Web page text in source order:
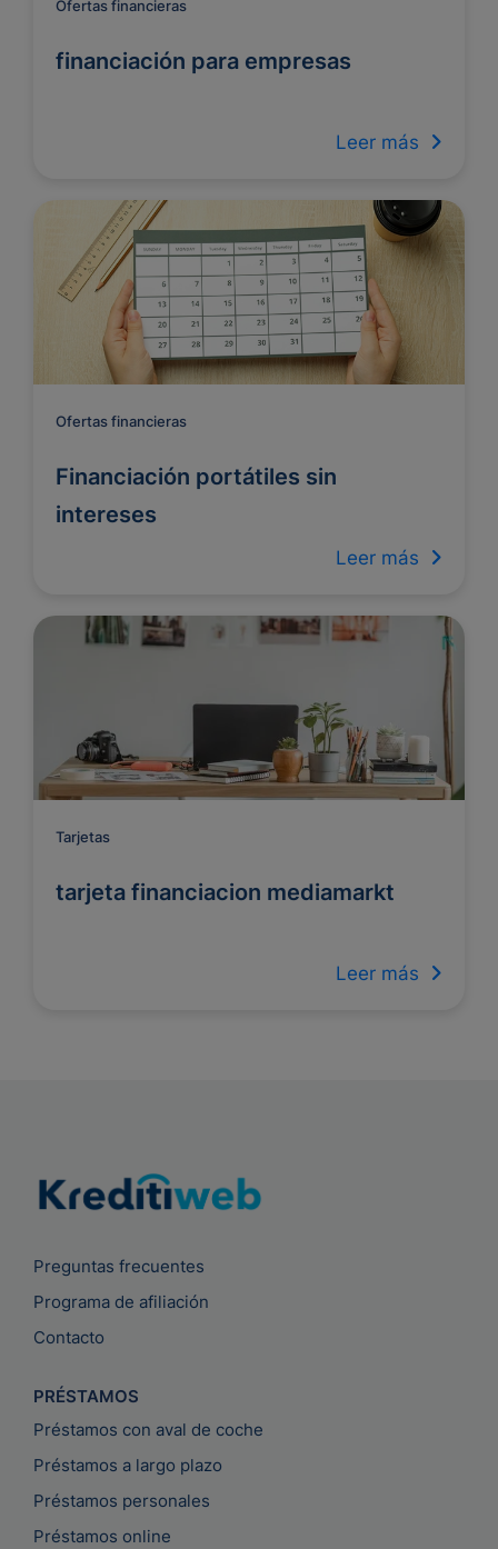
Ofertas financieras
financiación para empresas
Leer más
Ofertas financieras
Financiación portátiles sin
intereses
Leer más
Tarjetas
tarjeta financiacion mediamarkt
Leer más
Preguntas frecuentes
Programa de afiliación
Contacto
PRÉSTAMOS
Préstamos con aval de coche
Préstamos a largo plazo
Préstamos personales
Préstamos online